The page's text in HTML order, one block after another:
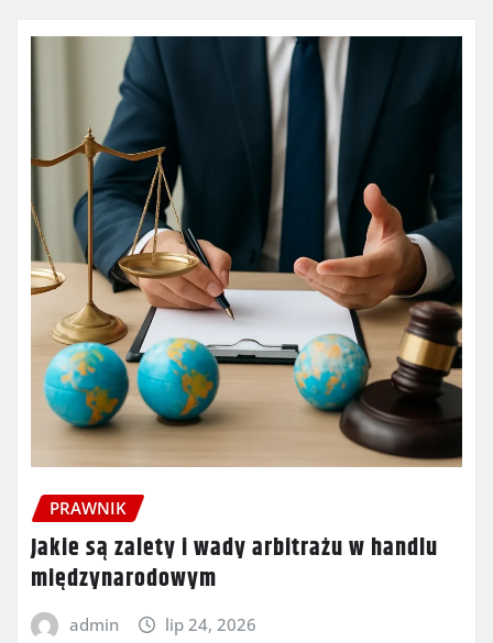
PRAWNIK
Jakie są zalety i wady arbitrażu w handlu
międzynarodowym
admin lip 24, 2026